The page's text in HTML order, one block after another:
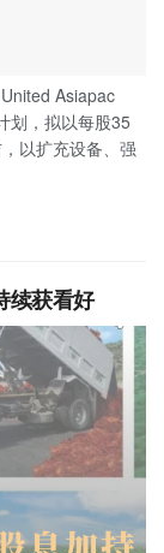
Asiapac
划，拟以每股35
以扩充设备、强
续获看好